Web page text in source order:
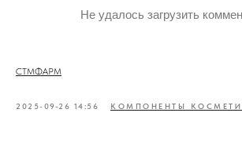
Не удалось загрузить
СТМФАРМ
2025-09-26 14:56 КОМПОНЕНТЫ